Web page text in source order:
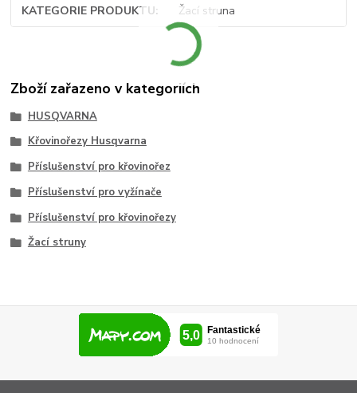
KATEGORIE PRODUKTU Žací struna
Zboží zařazeno v kategoriích
HUSQVARNA
Křovinořezy Husqvarna
Příslušenství pro křovinořez
Příslušenství pro vyžínače
Příslušenství pro křovinořezy
Žací struny